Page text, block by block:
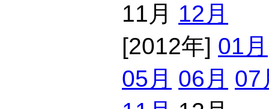
11月 12月
[2012年] 01月
05月 06月 07